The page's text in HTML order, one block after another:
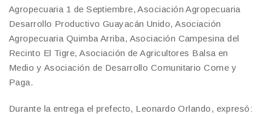
Agropecuaria 1 de Septiembre, Asociación Agropecuaria
Desarrollo Productivo Guayacán Unido, Asociación
Agropecuaria Quimba Arriba, Asociación Campesina del
Recinto El Tigre, Asociación de Agricultores Balsa en
Medio y Asociación de Desarrollo Comunitario Come y
Paga.
Durante la entrega el prefecto, Leonardo Orlando, expresó: